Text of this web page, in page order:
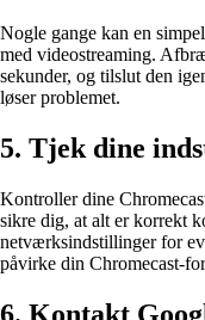
Nogle gange kan en
med videostreaming.
sekunder, og tilslut den
løser problemet.
5. Tjek dine
Kontroller dine
sikre dig, at alt er korrekt
netværksindstillinger for
påvirke din Chromecast-